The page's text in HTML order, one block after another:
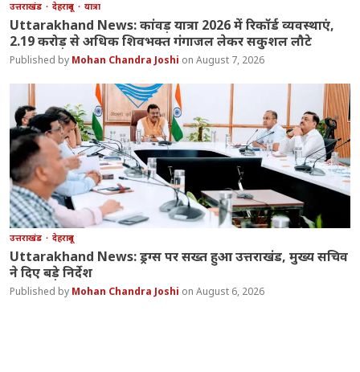
उत्तराखंड देहरादून यात्रा
Uttarakhand News: कांवड़ यात्रा 2026 में रिकॉर्ड व्यवस्थाएं,
2.19 करोड़ से अधिक शिवभक्त गंगाजल लेकर सकुशल लौटे
Mohan Chandra Joshi August 7, 2026
उत्तराखंड देहरादून
Uttarakhand News: ड्रग्स पर सख्त हुआ उत्तराखंड, मुख्य सचिव
ने दिए बड़े निर्देश
Mohan Chandra Joshi August 6, 2026